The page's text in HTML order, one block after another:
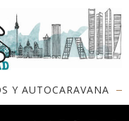
Y AUTOCARAVANA